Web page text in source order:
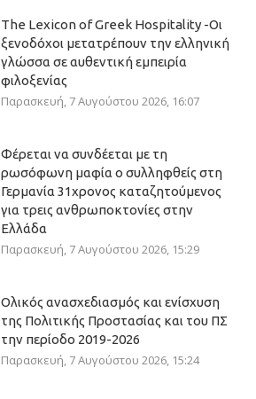
The Lexicon of Greek Hospitality -Οι
ξενοδόχοι μετατρέπουν την ελληνική
γλώσσα σε αυθεντική εμπειρία
φιλοξενίας
Παρασκευή, 7 Αυγούστου 2026, 16:07
Φέρεται να συνδέεται με τη
ρωσόφωνη μαφία ο συλληφθείς στη
Γερμανία 31χρονος καταζητούμενος
για τρεις ανθρωποκτονίες στην
Ελλάδα
Παρασκευή, 7 Αυγούστου 2026, 15:29
Ολικός ανασχεδιασμός και ενίσχυση
της Πολιτικής Προστασίας και του ΠΣ
την περίοδο 2019-2026
Παρασκευή, 7 Αυγούστου 2026, 15:24